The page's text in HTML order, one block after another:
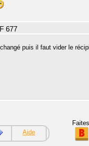
677
puis il faut vider le
Aide